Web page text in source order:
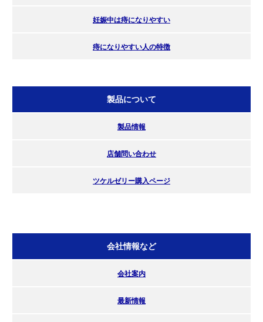
妊娠中は痔になりやすい
痔になりやすい人の特徴
製品について
製品情報
店舗問い合わせ
ツケルゼリー購入ページ
会社情報など
会社案内
最新情報